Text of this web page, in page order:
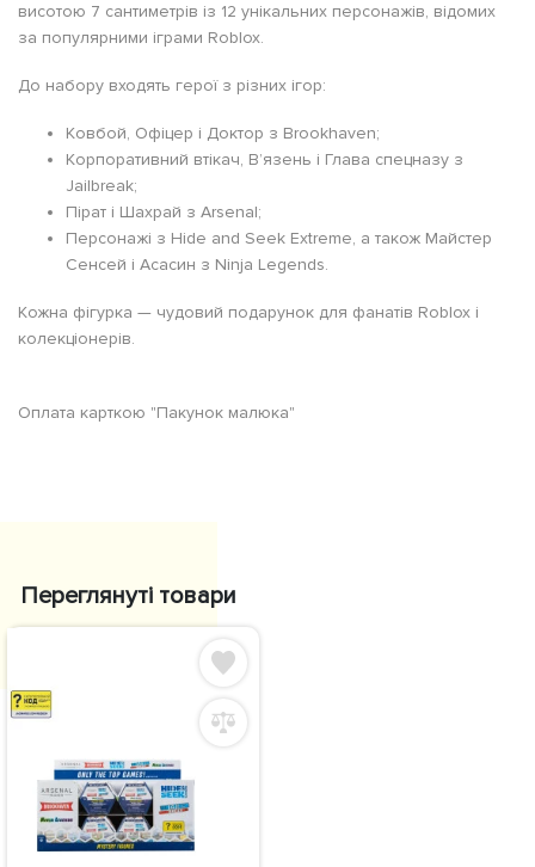
висотою 7 сантиметрів із 12 унікальних персонажів, відомих
за популярними іграми Roblox.
До набору входять герої з різних ігор:
Ковбой, Офіцер і Доктор з Brookhaven;
Корпоративний втікач, В’язень і Глава спецназу з
Jailbreak;
Пірат і Шахрай з Arsenal;
Персонажі з Hide and Seek Extreme, а також Майстер
Сенсей і Асасин з Ninja Legends.
Кожна фігурка — чудовий подарунок для фанатів Roblox і
колекціонерів.
Оплата карткою "Пакунок малюка"
Переглянуті товари